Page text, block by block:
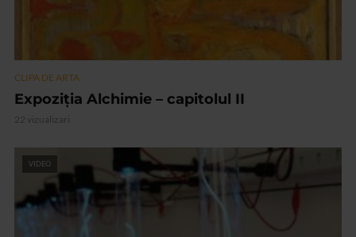
CLIPA DE ARTA
Expoziția Alchimie – capitolul II
22 vizualizari
VIDEO